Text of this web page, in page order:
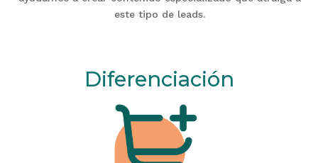
este tipo de leads.
Diferenciación